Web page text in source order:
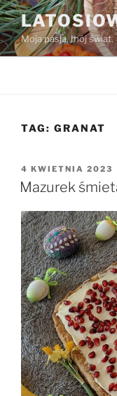
Przejdź
do
treściMoja pasja, mój świat.
TAG: GRANAT
OPUBLIKOWANE
W
4 KWIETNIA 2023
Mazurek